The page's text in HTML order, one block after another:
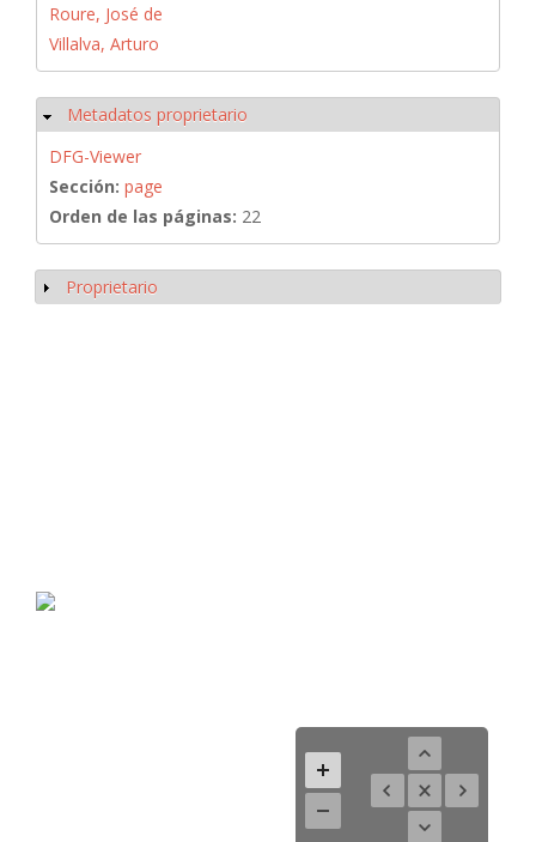
Roure, José de
Villalva, Arturo
Ocultar
Metadatos proprietario
DFG-Viewer
Sección: page
Orden de las páginas: 22
Mostrar
Proprietario